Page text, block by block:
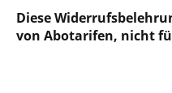
Diese
von Abotarifen, nicht